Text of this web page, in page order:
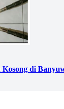
Kosong di